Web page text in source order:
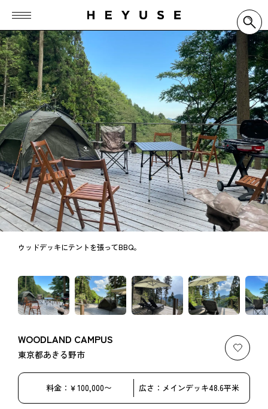
お
WOODLAND CAMPUS
東京都あきる野市
料金：￥100,000〜 広さ：メインデッキ48.6平米
ウッドデッキにテントを張ってBBQ。